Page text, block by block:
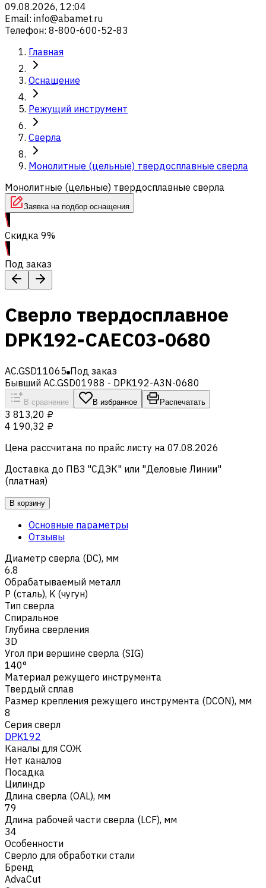
09.08.2026, 12:04
Email: info@abamet.ru
Телефон: 8-800-600-52-83
Главная
Оснащение
Режущий инструмент
Сверла
Монолитные (цельные) твердосплавные сверла
Монолитные (цельные) твердосплавные сверла
Заявка на подбор оснащения
Скидка 9%
Под заказ
Сверло твердосплавное
DPK192-CAEC03-0680
AC.GSD11065 Под заказ
Бывший AC.GSD01988 - DPK192-A3N-0680
В сравнение В избранное Распечатать
3 813,20 ₽
4 190,32 ₽
Цена рассчитана по прайс листу на 07.08.2026
Доставка до ПВЗ "СДЭК" или "Деловые Линии"
(платная)
В корзину
Основные параметры
Отзывы
Диаметр сверла (DC), мм
6.8
Обрабатываемый металл
Р (сталь), K (чугун)
Тип сверла
Спиральное
Глубина сверления
3D
Угол при вершине сверла (SIG)
140°
Материал режущего инструмента
Твердый сплав
Размер крепления режущего инструмента (DCON), мм
8
Серия сверл
DPK192
Каналы для СОЖ
Нет каналов
Посадка
Цилиндр
Длина сверла (OAL), мм
79
Длина рабочей части сверла (LCF), мм
34
Особенности
Сверло для обработки стали
Бренд
AdvaCut